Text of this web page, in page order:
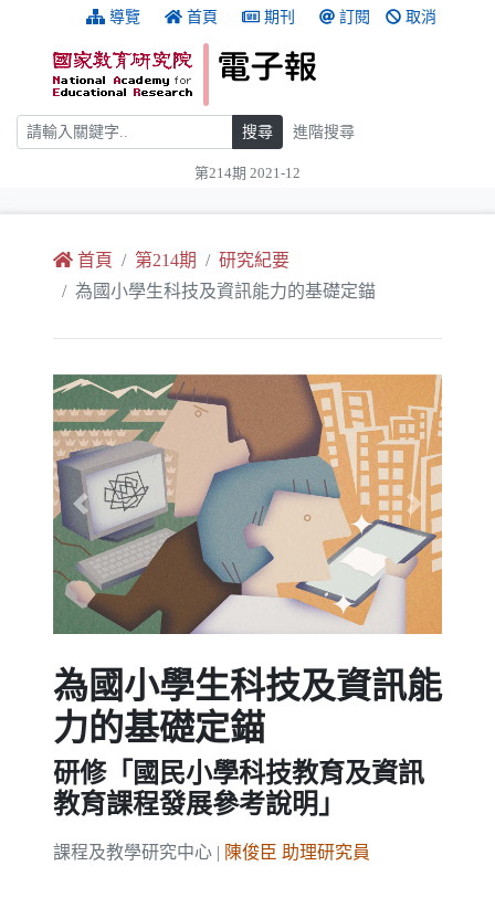
跳到主要內容 導覽 首頁 期刊 訂閱 取消
搜尋 搜尋 進階搜尋
第214期 2021-12
首頁 第214期
研究紀要
為國小學生科技及資訊能力的基礎定錨
Previous Next
為國小學生科技及資訊能
力的基礎定錨
研修「國民小學科技教育及資訊
教育課程發展參考說明」
課程及教學研究中心 | 陳俊臣 助理研究員